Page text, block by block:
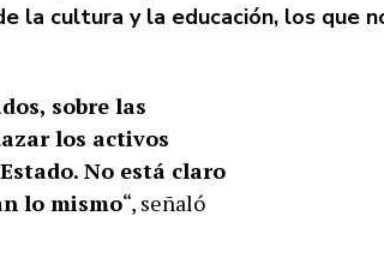
la cultura y la educación, los que
sobre las
los activos
No está claro
lo mismo“, señaló